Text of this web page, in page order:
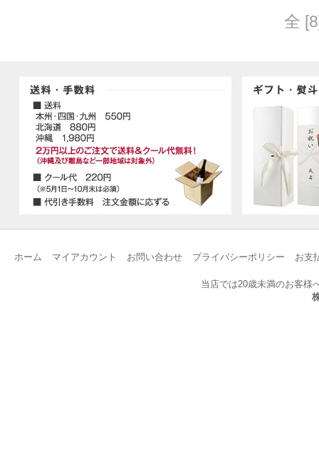
全
ホーム マイアカウント お問い合わせ プライバシーポリシー お支
当店では20歳未満のお客様